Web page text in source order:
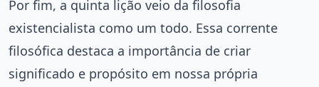
Por fim, a quinta lição veio da filosofia
existencialista como um todo. Essa corrente
filosófica destaca a importância de criar
significado e propósito em nossa própria